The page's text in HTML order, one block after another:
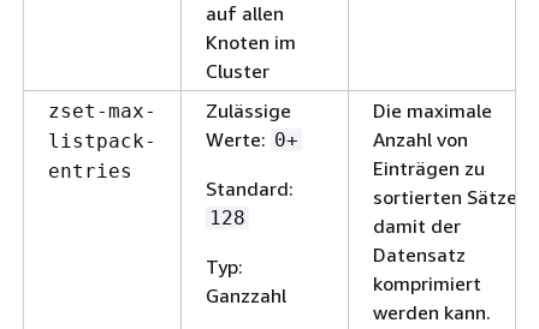
auf allen
Knoten im
Cluster
zset-max-
listpack-
entries
Zulässige
Werte: 0+
Standard:
128
Typ:
Ganzzahl
Die maximale
Anzahl von
Einträgen zu
sortierten Sätzen,
damit der
Datensatz
komprimiert
werden kann.